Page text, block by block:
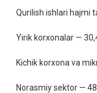
Qurilish ishlari hajmi
Yirik korxonalar —
Kichik korxona va
Norasmiy sektor —